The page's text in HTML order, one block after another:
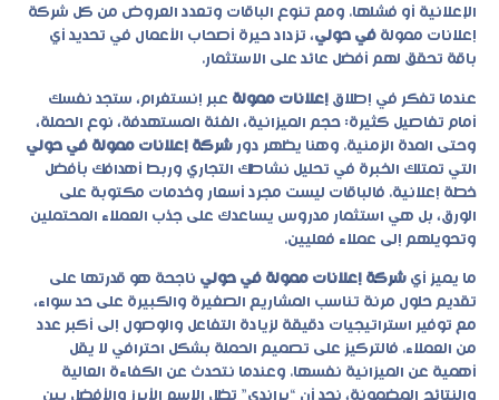
الإعلانية أو فشلها. ومع تنوع الباقات وتعدد العروض من كل شركة
إعلانات ممولة في حولي، تزداد حيرة أصحاب الأعمال في تحديد أي
باقة تحقق لهم أفضل عائد على الاستثمار.
عندما تفكر في إطلاق إعلانات ممولة عبر إنستغرام، ستجد نفسك
أمام تفاصيل كثيرة: حجم الميزانية، الفئة المستهدفة، نوع الحملة،
وحتى المدة الزمنية. وهنا يظهر دور شركة إعلانات ممولة في حولي
التي تمتلك الخبرة في تحليل نشاطك التجاري وربط أهدافك بأفضل
خطة إعلانية. فالباقات ليست مجرد أسعار وخدمات مكتوبة على
الورق، بل هي استثمار مدروس يساعدك على جذب العملاء المحتملين
وتحويلهم إلى عملاء فعليين.
ما يميز أي شركة إعلانات ممولة في حولي ناجحة هو قدرتها على
تقديم حلول مرنة تناسب المشاريع الصغيرة والكبيرة على حد سواء،
مع توفير استراتيجيات دقيقة لزيادة التفاعل والوصول إلى أكبر عدد
من العملاء. فالتركيز على تصميم الحملة بشكل احترافي لا يقل
أهمية عن الميزانية نفسها. وعندما نتحدث عن الكفاءة العالية
والنتائج المضمونة، نجد أن “براندي” تظل الاسم الأبرز والأفضل بين